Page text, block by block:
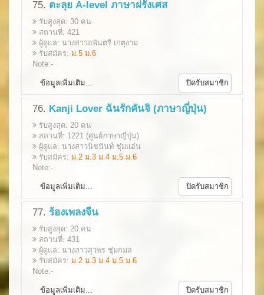
75. ตะลุย A-level ภาษาฝรั่งเศส
รับสูงสุด: 30 คน
สถานที่: 421
ผู้ดูแล: นางสาวอพันตรี เกตุงาม
รับสมัคร: ม.5 ม.6
Note:-
ข้อมูลเพิ่มเติม... ปิดรับสมาชิก
76. Kanji Lover ฉันรักคันจิ (ภาษาญี่ปุ่น)
รับสูงสุด: 20 คน
สถานที่: 1221 (ศูนย์ภาษาญี่ปุ่น)
ผู้ดูแล: นางสาวนิชนันท์ ชุ่มแอ่น
รับสมัคร: ม.2 ม.3 ม.4 ม.5 ม.6
Note:-
ข้อมูลเพิ่มเติม... ปิดรับสมาชิก
77. ร้องเพลงจีน
รับสูงสุด: 20 คน
สถานที่: 431
ผู้ดูแล: นางสาวสุวพร ชุ่มกมล
รับสมัคร: ม.2 ม.3 ม.4 ม.5 ม.6
Note:-
ข้อมูลเพิ่มเติม... ปิดรับสมาชิก